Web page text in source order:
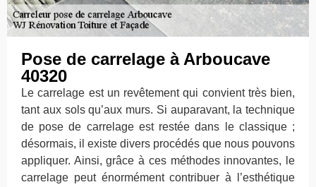
Pose de carrelage à Arboucave
40320
Le carrelage est un revêtement qui convient très bien,
tant aux sols qu’aux murs. Si auparavant, la technique
de pose de carrelage est restée dans le classique ;
désormais, il existe divers procédés que nous pouvons
appliquer. Ainsi, grâce à ces méthodes innovantes, le
carrelage peut énormément contribuer à l’esthétique